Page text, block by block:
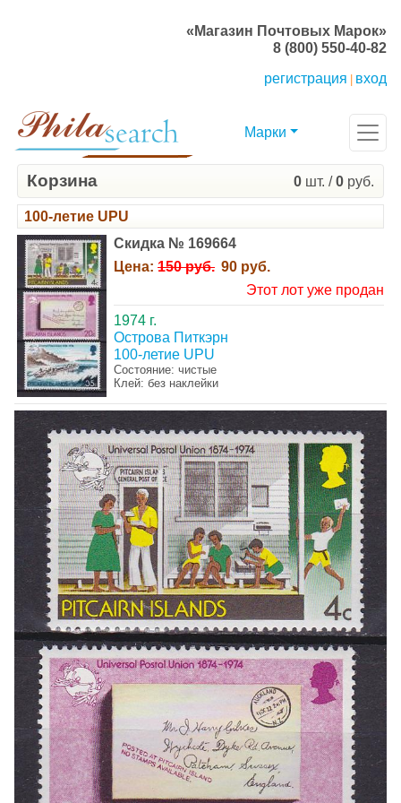
«Магазин Почтовых Марок»
8 (800) 550-40-82
регистрация
вход
Марки
Корзина 0 шт. /0 руб.
100-летие UPU
Скидка № 169664
Цена: 150 руб. 90 руб.
Этот лот уже продан
1974 г.
Острова Питкэрн
100-летие UPU
Состояние: чистые
Клей: без наклейки